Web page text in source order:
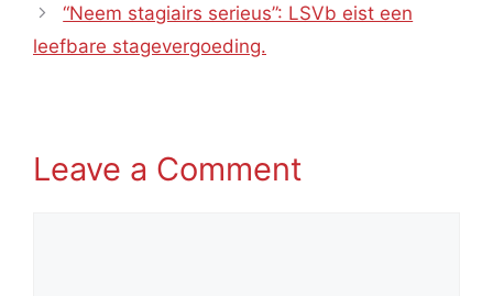
“Neem stagiairs serieus”: LSVb eist een
leefbare stagevergoeding.
Leave a Comment